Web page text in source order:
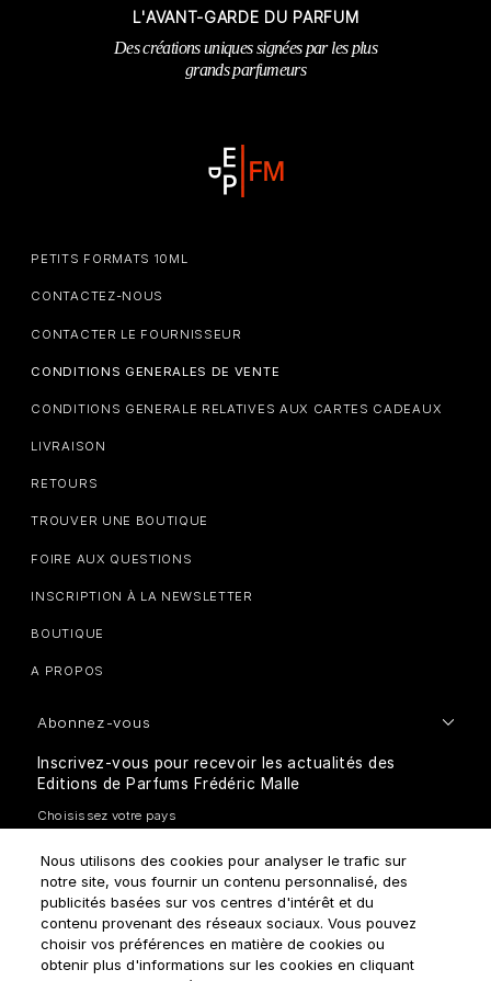
L'AVANT-GARDE DU PARFUM
Des créations uniques signées par les plus
grands parfumeurs
PETITS FORMATS 10ML
CONTACTEZ-NOUS
CONTACTER LE FOURNISSEUR
CONDITIONS GENERALES DE VENTE
CONDITIONS GENERALE RELATIVES AUX CARTES CADEAUX
LIVRAISON
RETOURS
TROUVER UNE BOUTIQUE
FOIRE AUX QUESTIONS
INSCRIPTION À LA NEWSLETTER
BOUTIQUE
A PROPOS
Abonnez-vous
Inscrivez-vous pour recevoir les actualités des
Editions de Parfums Frédéric Malle
Comment traitons-nous vos données personnelles?
Nous utilisons des cookies pour analyser le trafic sur
notre site, vous fournir un contenu personnalisé, des
publicités basées sur vos centres d'intérêt et du
contenu provenant des réseaux sociaux. Vous pouvez
choisir vos préférences en matière de cookies ou
obtenir plus d'informations sur les cookies en cliquant